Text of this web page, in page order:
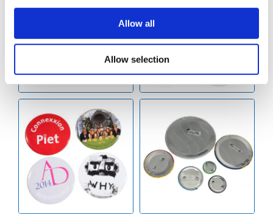
Allow all
Allow selection